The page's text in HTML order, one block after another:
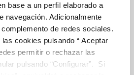
base a un perfil elaborado a
navegación. Adicionalmente
de redes sociales.
cookies pulsando “ Aceptar
permitir o rechazar las
pulsando “Configurar”. Si